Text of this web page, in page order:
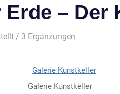
– Der
/ 3 Ergänzungen
Galerie Kunstkeller